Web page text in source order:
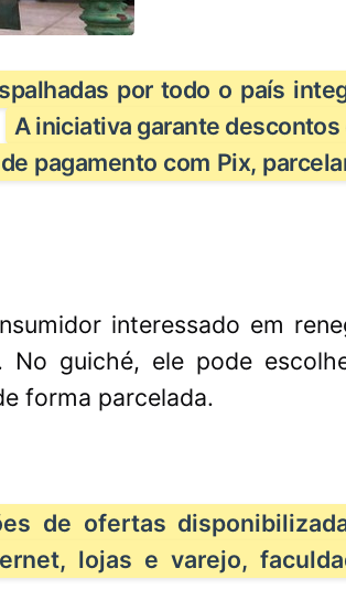
por todo o país
A iniciativa garante descontos
pagamento com Pix,
interessado em
guiché, ele pode
forma parcelada.
de ofertas
lojas e varejo,